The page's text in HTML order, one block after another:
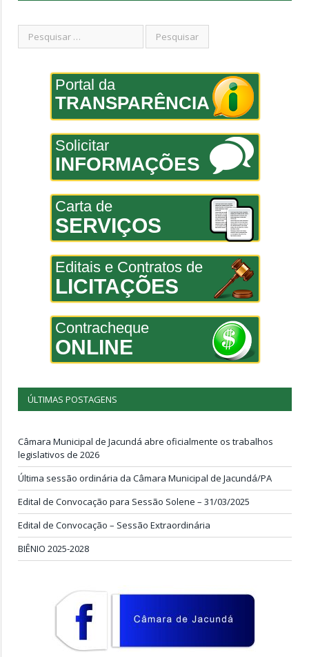
Portal da
TRANSPARÊNCIA
Solicitar
INFORMAÇÕES
Carta de
SERVIÇOS
Editais e Contratos de
LICITAÇÕES
Contracheque
ONLINE
ÚLTIMAS POSTAGENS
Câmara Municipal de Jacundá abre oficialmente os trabalhos
legislativos de 2026
Última sessão ordinária da Câmara Municipal de Jacundá/PA
Edital de Convocação para Sessão Solene – 31/03/2025
Edital de Convocação – Sessão Extraordinária
BIÊNIO 2025-2028